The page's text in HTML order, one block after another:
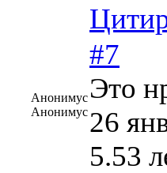
Анонимус
Анонимус
#7
Это
26
5.53